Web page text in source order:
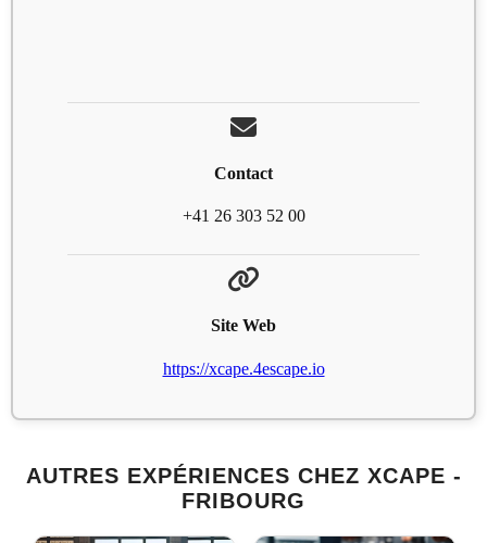
Contact
+41 26 303 52 00
Site Web
https://xcape.4escape.io
AUTRES EXPÉRIENCES CHEZ XCAPE -
FRIBOURG